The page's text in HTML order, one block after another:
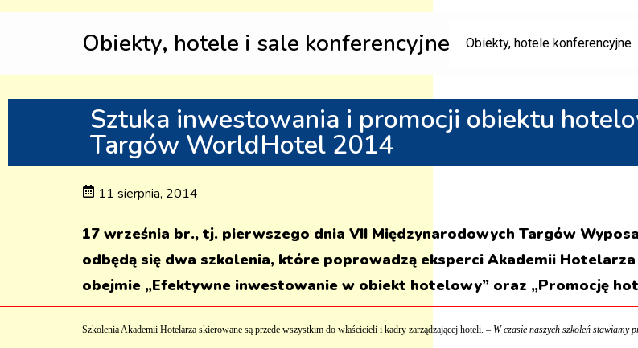
Obiekty, hotele i sale konferencyjne Obiekty, hotele konferencyjne
Sztuka inwestowania i promocji obiektu
Targów WorldHotel 2014
11 sierpnia, 2014
17 września br., tj. pierwszego dnia VII Międzynarodowych Targów
odbędą się dwa szkolenia, które poprowadzą eksperci Akademii
obejmie „Efektywne inwestowanie w obiekt hotelowy” oraz „Promocję
Szkolenia Akademii Hotelarza skierowane są przede wszystkim do właścicieli i kadry zarządzającej hoteli. – W czasie naszych szkoleń stawiamy